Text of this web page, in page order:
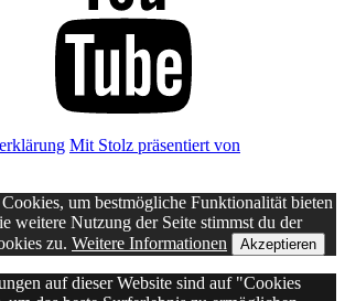
Mit Stolz präsentiert von
um bestmögliche Funktionalität bieten
weitere Nutzung der Seite stimmst du der
zu. Weitere Informationen Akzeptieren
auf dieser Website sind auf "Cookies